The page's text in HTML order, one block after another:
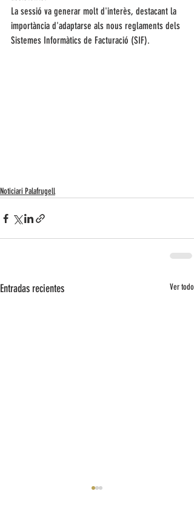
La sessió va generar molt d'interès, destacant la
importància d'adaptarse als nous reglaments dels
Sistemes Informàtics de Facturació (SIF).
Noticiari Palafrugell
Entradas recientes Ver todo